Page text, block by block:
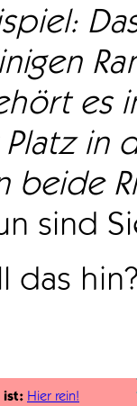
es
in
beide
sind
das
ist: Hier rein!